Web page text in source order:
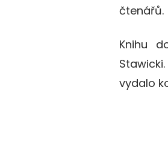
čtenářů.
Knihu
vydalo